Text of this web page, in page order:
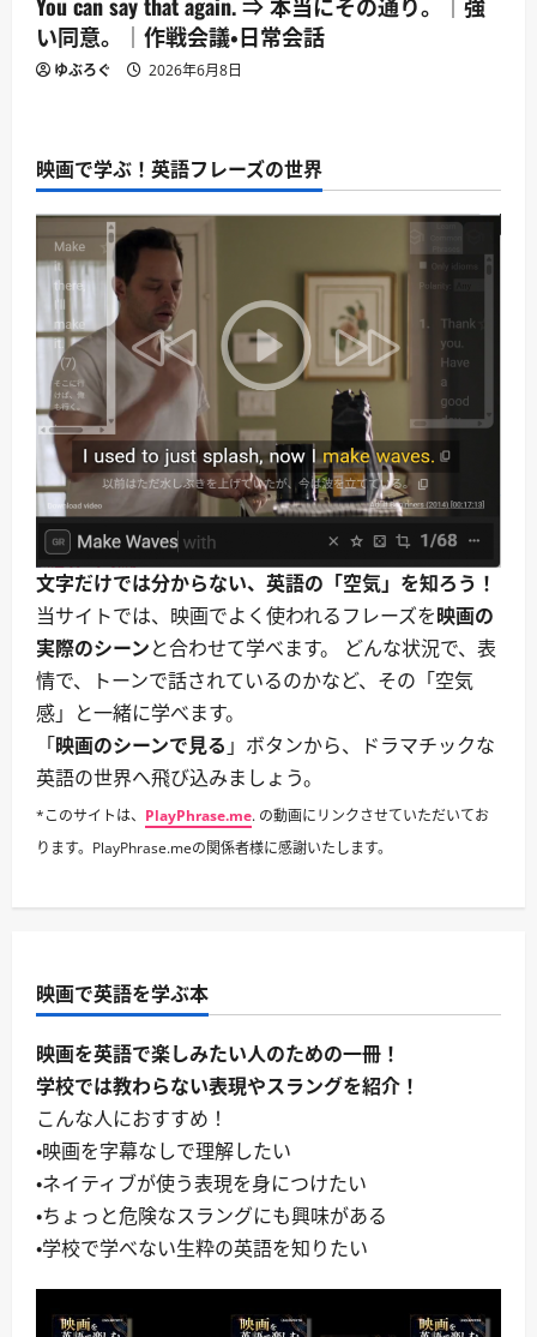
い同意。｜作戦会議・日常会話
ゆぶろぐ 2026年6月8日
映画で学ぶ！英語フレーズの世界
文字だけでは分からない、英語の「空気」を知ろう！
当サイトでは、映画でよく使われるフレーズを映画の
実際のシーンと合わせて学べます。 どんな状況で、表
情で、トーンで話されているのかなど、その「空気
感」と一緒に学べます。
「映画のシーンで見る 」ボタンから、ドラマチックな
英語の世界へ飛び込みましょう。
*このサイトは、 PlayPhrase.me. の動画にリンクさせていただいてお
ります。PlayPhrase.meの関係者様に感謝いたします。
映画で英語を学ぶ本
映画を英語で楽しみたい人のための一冊！
学校では教わらない表現やスラングを紹介！
こんな人におすすめ！
・映画を字幕なしで理解したい
・ネイティブが使う表現を身につけたい
・ちょっと危険なスラングにも興味がある
・学校で学べない生粋の英語を知りたい